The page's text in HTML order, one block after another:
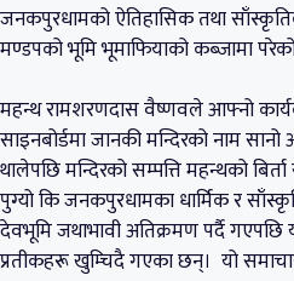
जनकपुरधामको ऐतिहासिक तथा
मण्डपको भूमि भूमाफियाको कब्जामा
महन्थ रामशरणदास वैष्णवले आफ्नो
साइनबोर्डमा जानकी मन्दिरको नाम
थालेपछि मन्दिरको सम्पत्ति महन्थको
पुग्यो कि जनकपुरधामका धार्मिक र
देवभूमि जथाभावी अतिक्रमण पर्दै गएपछि
प्रतीकहरू खुम्चिदै गएका छन्। यो